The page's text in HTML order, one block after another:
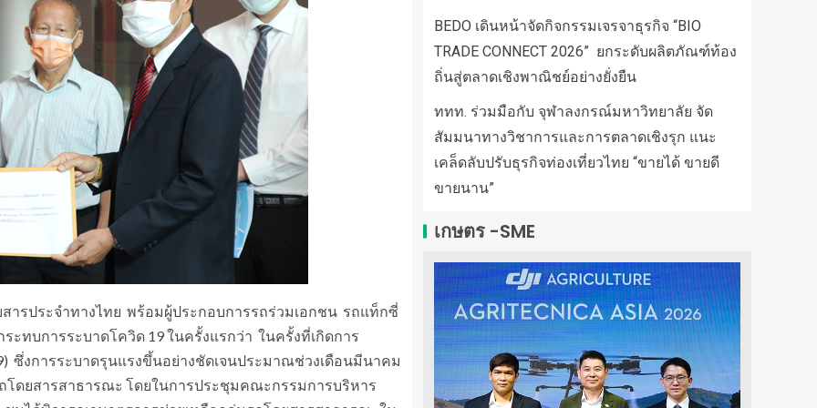
ารประจำทางไทย พร้อมผู้ประกอบการรถร่วมเอกชน รถแท็กซี่
ทบการระบาดโควิด 19 ในครั้งแรกว่า ในครั้งที่เกิดการ
ซึ่งการระบาดรุนแรงขึ้นอย่างชัดเจนประมาณช่วงเดือนมีนาคม
โดยสารสาธารณะ โดยในการประชุมคณะกรรมการบริหาร
BEDO เดินหน้าจัดกิจกรรมเจรจาธุรกิจ “BIO
TRADE CONNECT 2026” ยกระดับผลิตภัณฑ์ท้อง
ถิ่นสู่ตลาดเชิงพาณิชย์อย่างยั่งยืน
ททท. ร่วมมือกับ จุฬาลงกรณ์มหาวิทยาลัย จัด
สัมมนาทางวิชาการและการตลาดเชิงรุก แนะ
เคล็ดลับปรับธุรกิจท่องเที่ยวไทย “ขายได้ ขายดี
ขายนาน”
เกษตร -SME